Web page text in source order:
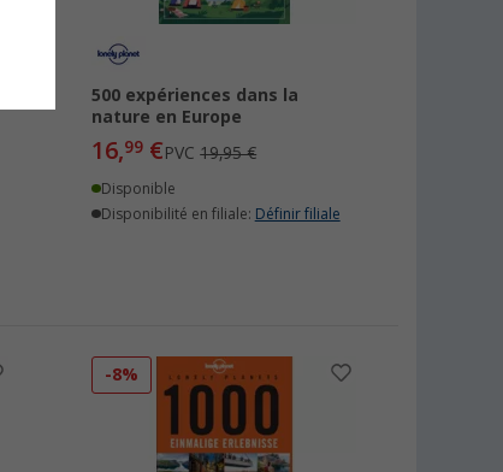
500 expériences dans la
nature en Europe
16,99 €PVC19,95 €
Disponible
Disponibilité en filiale: Définir filiale
-8%